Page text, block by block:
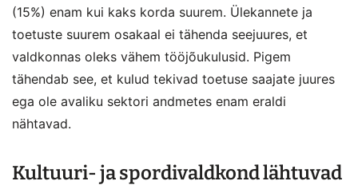
(15%) enam kui kaks korda suurem. Ülekannete ja
toetuste suurem osakaal ei tähenda seejuures, et
valdkonnas oleks vähem tööjõukulusid. Pigem
tähendab see, et kulud tekivad toetuse saajate juures
ega ole avaliku sektori andmetes enam eraldi
nähtavad.
Kultuuri- ja spordivaldkond lähtuvad